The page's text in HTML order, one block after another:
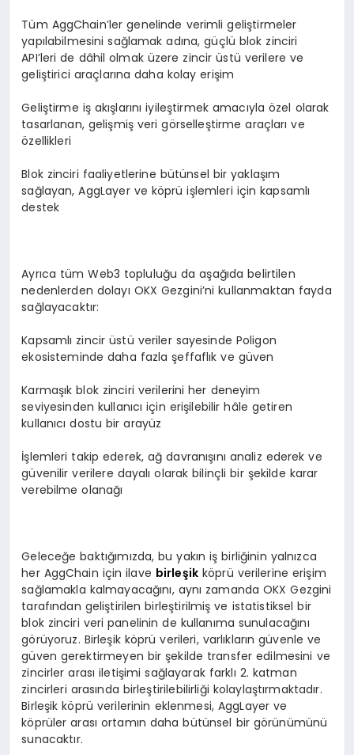
Tüm AggChain’ler genelinde verimli geliştirmeler
yapılabilmesini sağlamak adına, güçlü blok zinciri
API’leri de dâhil olmak üzere zincir üstü verilere ve
geliştirici araçlarına daha kolay erişim
Geliştirme iş akışlarını iyileştirmek amacıyla özel olarak
tasarlanan, gelişmiş veri görselleştirme araçları ve
özellikleri
Blok zinciri faaliyetlerine bütünsel bir yaklaşım
sağlayan, AggLayer ve köprü işlemleri için kapsamlı
destek
Ayrıca tüm Web3 topluluğu da aşağıda belirtilen
nedenlerden dolayı OKX Gezgini’ni kullanmaktan fayda
sağlayacaktır:
Kapsamlı zincir üstü veriler sayesinde Poligon
ekosisteminde daha fazla şeffaflık ve güven
Karmaşık blok zinciri verilerini her deneyim
seviyesinden kullanıcı için erişilebilir hâle getiren
kullanıcı dostu bir arayüz
İşlemleri takip ederek, ağ davranışını analiz ederek ve
güvenilir verilere dayalı olarak bilinçli bir şekilde karar
verebilme olanağı
Geleceğe baktığımızda, bu yakın iş birliğinin yalnızca
her AggChain için ilave birleşik köprü verilerine erişim
sağlamakla kalmayacağını, aynı zamanda OKX Gezgini
tarafından geliştirilen birleştirilmiş ve istatistiksel bir
blok zinciri veri panelinin de kullanıma sunulacağını
görüyoruz. Birleşik köprü verileri, varlıkların güvenle ve
güven gerektirmeyen bir şekilde transfer edilmesini ve
zincirler arası iletişimi sağlayarak farklı 2. katman
zincirleri arasında birleştirilebilirliği kolaylaştırmaktadır.
Birleşik köprü verilerinin eklenmesi, AggLayer ve
köprüler arası ortamın daha bütünsel bir görünümünü
sunacaktır.